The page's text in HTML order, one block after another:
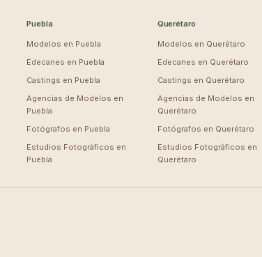
Puebla
Modelos en Puebla
Edecanes en Puebla
Castings en Puebla
Agencias de Modelos en
Puebla
Fotógrafos en Puebla
Estudios Fotográficos en
Puebla
Querétaro
Modelos en Querétaro
Edecanes en Querétaro
Castings en Querétaro
Agencias de Modelos en
Querétaro
Fotógrafos en Querétaro
Estudios Fotográficos en
Querétaro